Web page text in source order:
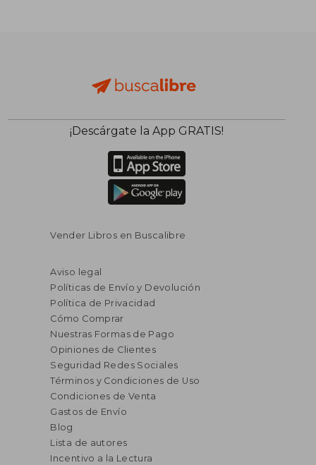
¡Descárgate la App GRATIS!
Vender Libros en Buscalibre
Aviso legal
Políticas de Envío y Devolución
Política de Privacidad
Cómo Comprar
Nuestras Formas de Pago
Opiniones de Clientes
Seguridad Redes Sociales
Términos y Condiciones de Uso
Condiciones de Venta
Gastos de Envío
Blog
Lista de autores
Incentivo a la Lectura